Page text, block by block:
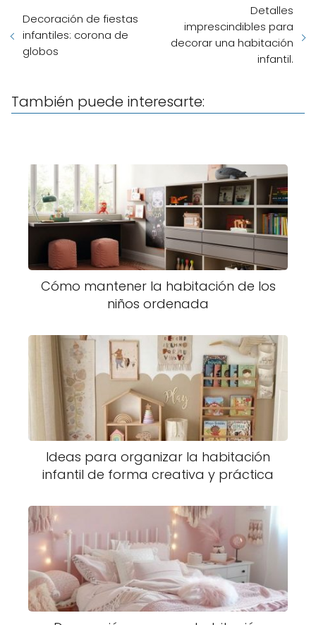
Decoración de fiestas
infantiles: corona de
globos
Detalles
imprescindibles para
decorar una habitación
infantil.
También puede interesarte:
Cómo mantener la habitación de los
niños ordenada
Ideas para organizar la habitación
infantil de forma creativa y práctica